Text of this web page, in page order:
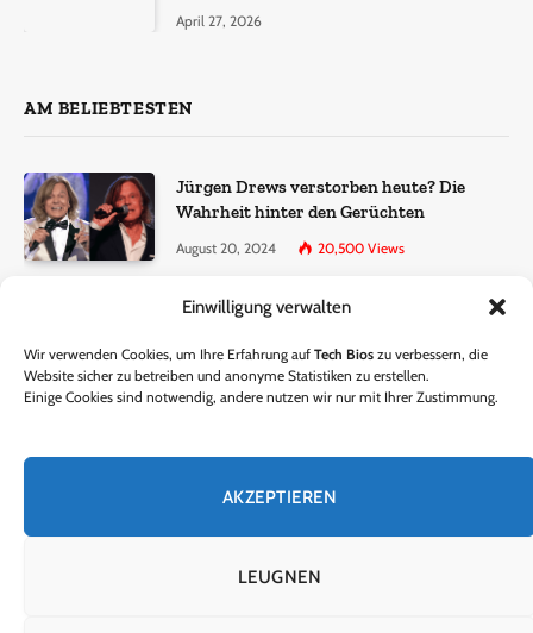
Einwilligung verwalten
Wir verwenden Cookies, um Ihre Erfahrung auf Tech Bios zu verbessern, die
Website sicher zu betreiben und anonyme Statistiken zu erstellen.
Einige Cookies sind notwendig, andere nutzen wir nur mit Ihrer Zustimmung.
AKZEPTIEREN
LEUGNEN
April 27, 2026
AM BELIEBTESTEN
Jürgen Drews verstorben heute? Die
Wahrheit hinter den Gerüchten
August 20, 2024 20,500 Views
Ralf Dammasch Traueranzeige:
June 26, 2024 13,285Views
hinter den Gerüchten
October 5, 2024 9,301